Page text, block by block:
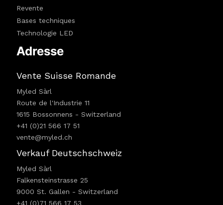
Revente
Bases techniques
Technologie LED
Adresse
Vente Suisse Romande
Myled Sàrl
Route de l'Industrie 11
1615 Bossonnens - Switzerland
+41 (0)21 566 17 51
vente@myled.ch
Verkauf Deutschschweiz
Myled Sàrl
Falkensteinstrasse 25
9000 St. Gallen - Switzerland
+41 (0)71 566 17 53